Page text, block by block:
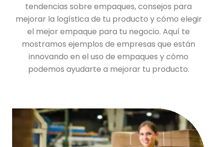
tendencias sobre empaques, consejos para
mejorar la logística de tu producto y cómo elegir
el mejor empaque para tu negocio. Aquí te
mostramos ejemplos de empresas que están
innovando en el uso de empaques y cómo
podemos ayudarte a mejorar tu producto.